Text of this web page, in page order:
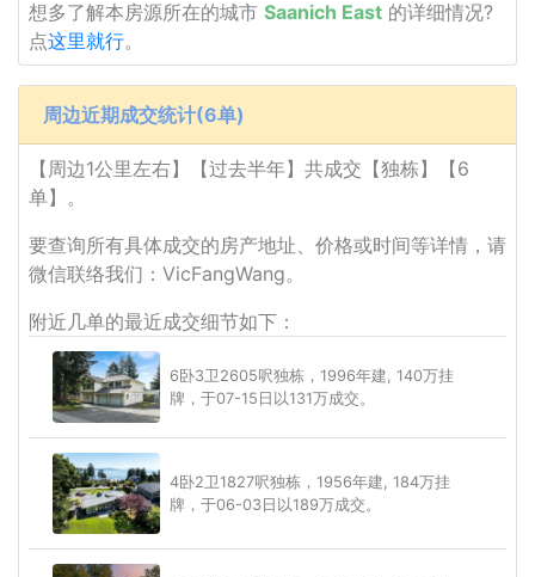
想多了解本房源所在的城市 Saanich East 的详细情况?
点这里就行。
周边近期成交统计(6单)
【周边1公里左右】【过去半年】共成交【独栋】【6
单】。
要查询所有具体成交的房产地址、价格或时间等详情，请
微信联络我们：VicFangWang。
附近几单的最近成交细节如下：
6卧3卫2605呎独栋，1996年建, 140万挂
牌，于07-15日以131万成交。
4卧2卫1827呎独栋，1956年建, 184万挂
牌，于06-03日以189万成交。